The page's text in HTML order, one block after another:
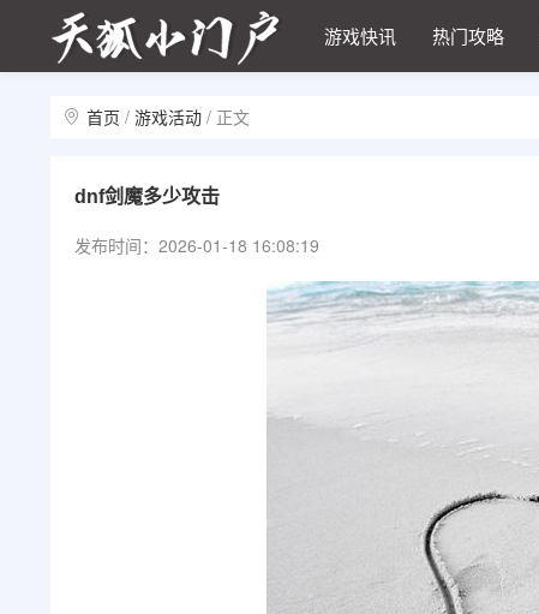
游戏快讯 热门攻略
首页 / 游戏活动 / 正文
dnf剑魔多少攻击
发布时间：2026-01-18 16:08:19